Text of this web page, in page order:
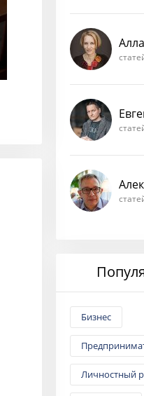
Бизнес
Личностный